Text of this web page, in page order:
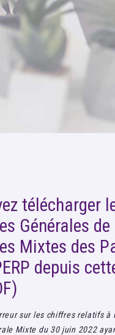
télécharger
Générales de
Mixtes des
depuis
sur les chiffres relatifs
Mixte du 30 juin 2022